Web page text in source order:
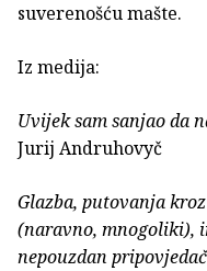
suverenošću mašte.
Iz medija:
Uvijek sam sanjao da
Jurij Andruhovyč
Glazba, putovanja
(naravno, mnogoliki),
nepouzdan